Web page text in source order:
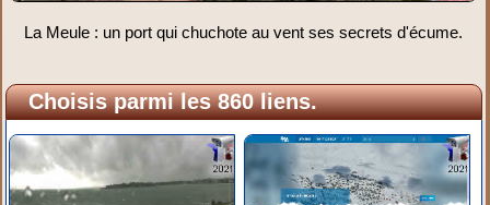
La Meule : un port qui chuchote au vent ses secrets d'écume.
Choisis parmi les 860 liens.